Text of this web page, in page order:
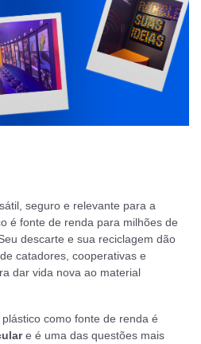
seguro e relevante para a
é fonte de renda para milhões de
descarte e sua reciclagem dão
catadores, cooperativas e
dar vida nova ao material
como fonte de renda é
e é uma das questões mais